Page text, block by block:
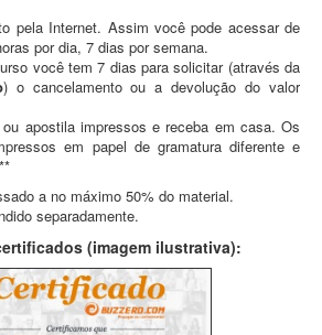
pela Internet. Assim você pode acessar de
por dia, 7 dias por semana.
você tem 7 dias para solicitar (através da
) o cancelamento ou a devolução do valor
apostila impressos e receba em casa. Os
em papel de gramatura diferente e
a no máximo 50% do material.
separadamente.
(imagem ilustrativa):